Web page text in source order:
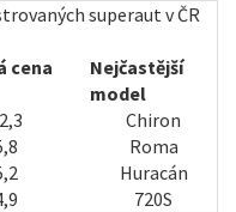
superaut v ČR
cena
Nejčastější
model
Chiron
Roma
Huracán
720S